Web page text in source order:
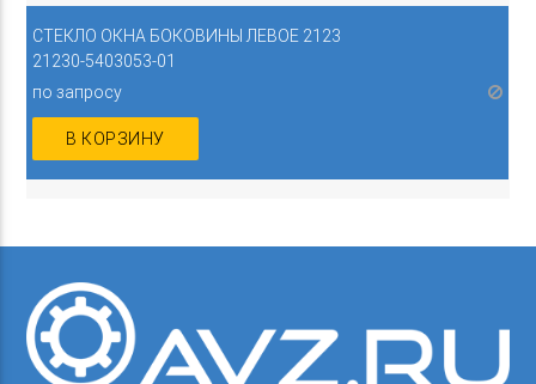
СТЕКЛО ОКНА БОКОВИНЫ ЛЕВОЕ 2123
21230-5403053-01
по запросу
В КОРЗИНУ